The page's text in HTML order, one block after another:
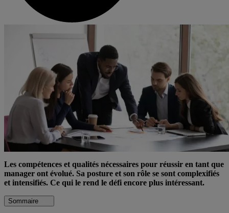
Les compétences et qualités nécessaires pour réussir en tant que
manager ont évolué. Sa posture et son rôle se sont complexifiés
et intensifiés. Ce qui le rend le défi encore plus intéressant.
Sommaire